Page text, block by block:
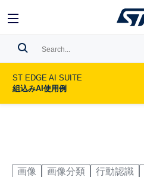
Search History
ST EDGE AI SUITE
組込みAI使用例
English
画像 画像分類 行動認識